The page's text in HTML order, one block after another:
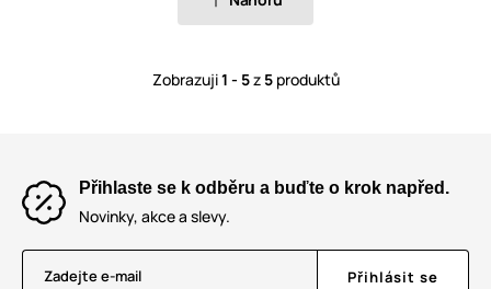
Zobrazuji1 - 5z 5produktů
Přihlaste se k odběru a buďte o krok napřed.
Novinky, akce a slevy.
Zadejte e-mail Přihlásit se